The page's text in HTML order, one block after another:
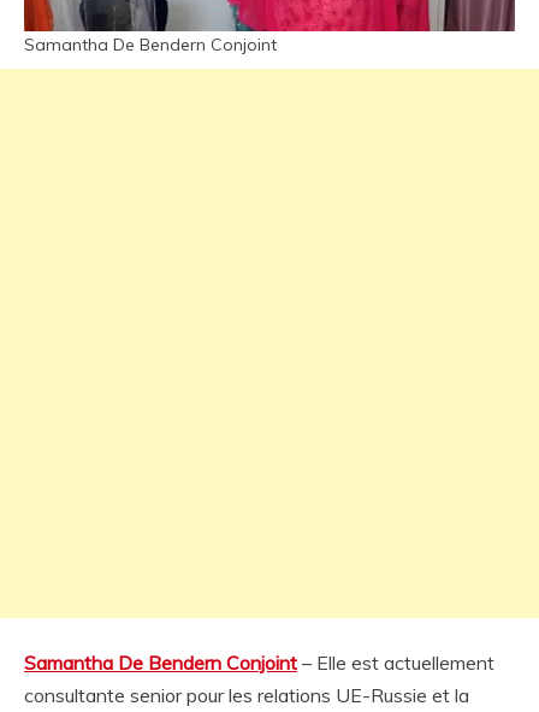
Samantha De Bendern Conjoint
Samantha De Bendern Conjoint – Elle est actuellement
consultante senior pour les relations UE-Russie et la